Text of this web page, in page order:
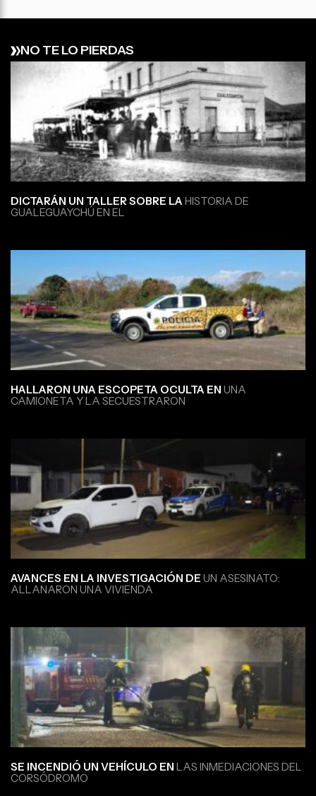
NO TE LO PIERDAS
DICTARÁN UN TALLER SOBRE LA HISTORIA DE
GUALEGUAYCHÚ EN EL
HALLARON UNA ESCOPETA OCULTA EN UNA
CAMIONETA Y LA SECUESTRARON
AVANCES EN LA INVESTIGACIÓN DE UN ASESINATO:
ALLANARON UNA VIVIENDA
SE INCENDIÓ UN VEHÍCULO EN LAS INMEDIACIONES DEL
CORSÓDROMO